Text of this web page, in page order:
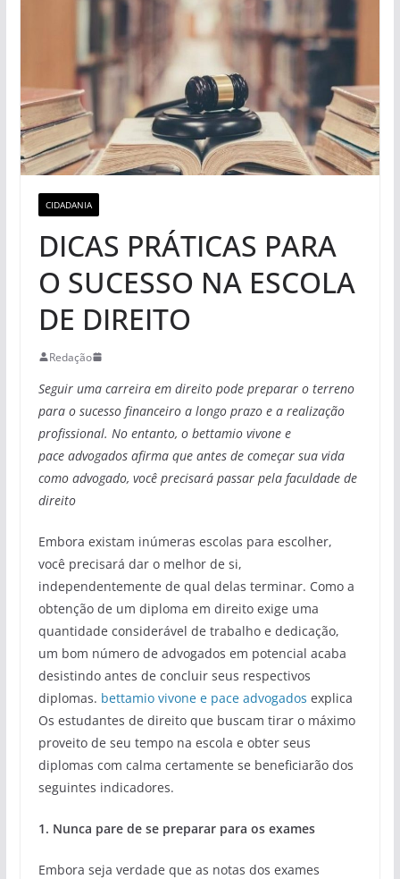
CIDADANIA
DICAS PRÁTICAS PARA
O SUCESSO NA ESCOLA
DE DIREITO
Redação
Seguir uma carreira em direito pode preparar o terreno
para o sucesso financeiro a longo prazo e a realização
profissional. No entanto, o bettamio vivone e
pace advogados afirma que antes de começar sua vida
como advogado, você precisará passar pela faculdade de
direito
Embora existam inúmeras escolas para escolher,
você precisará dar o melhor de si,
independentemente de qual delas terminar. Como a
obtenção de um diploma em direito exige uma
quantidade considerável de trabalho e dedicação,
um bom número de advogados em potencial acaba
desistindo antes de concluir seus respectivos
diplomas. bettamio vivone e pace advogados explica
Os estudantes de direito que buscam tirar o máximo
proveito de seu tempo na escola e obter seus
diplomas com calma certamente se beneficiarão dos
seguintes indicadores.
1. Nunca pare de se preparar para os exames
Embora seja verdade que as notas dos exames